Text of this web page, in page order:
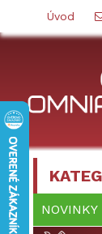
Úvod
NOVINKY